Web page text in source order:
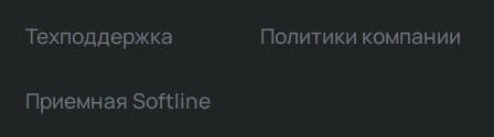
Техподдержка Политики компании
Приемная Softline